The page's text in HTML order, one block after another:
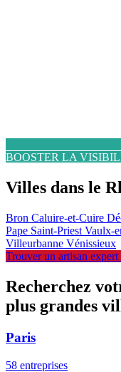
BOOSTER LA
Villes dans le
Bron Caluire-et-Cuire
Pape Saint-Priest Vaulx-
Villeurbanne Vénissieux
Trouver un artisan expert
Recherchez
plus grandes
Paris
58 entreprises